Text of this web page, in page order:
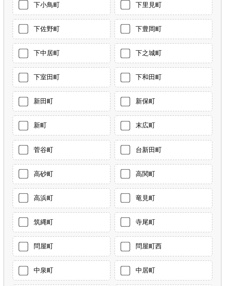
下小鳥町 下里見町
下佐野町 下豊岡町
下中居町 下之城町
下室田町 下和田町
新田町 新保町
新町 末広町
菅谷町 台新田町
高砂町 高関町
高浜町 竜見町
筑縄町 寺尾町
問屋町 問屋町西
中泉町 中居町